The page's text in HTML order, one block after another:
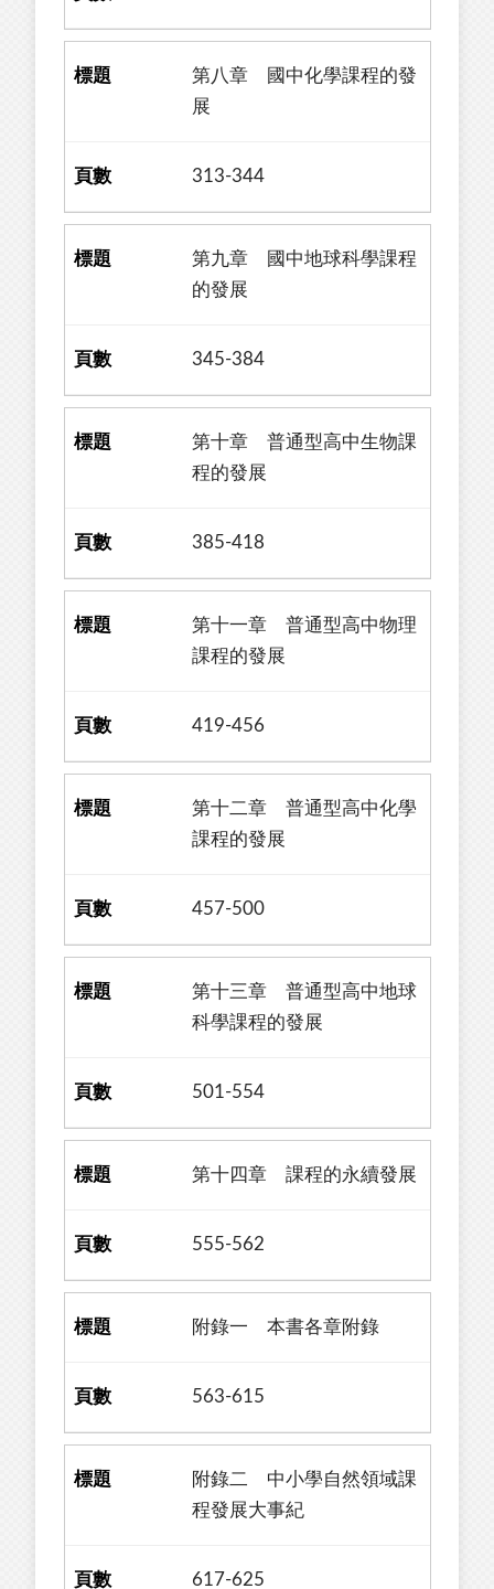
第八章 國中化學課程的發
展
313-344
第九章 國中地球科學課程
的發展
345-384
第十章 普通型高中生物課
程的發展
385-418
第十一章 普通型高中物理
課程的發展
419-456
第十二章 普通型高中化學
課程的發展
457-500
第十三章 普通型高中地球
科學課程的發展
501-554
第十四章 課程的永續發展
555-562
附錄一 本書各章附錄
563-615
附錄二 中小學自然領域課
程發展大事紀
617-625